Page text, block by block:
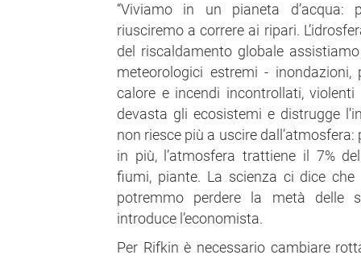
“Viviamo in un pianeta
riusciremo a correre ai ripari.
del riscaldamento globale
meteorologici estremi -
calore e incendi incontrollati,
devasta gli ecosistemi e distrugge
non riesce più a uscire
in più, l’atmosfera trattiene il 7%
fiumi, piante. La scienza ci dice
potremmo perdere la metà delle
introduce l’economista.
Per Rifkin è necessario cambiare